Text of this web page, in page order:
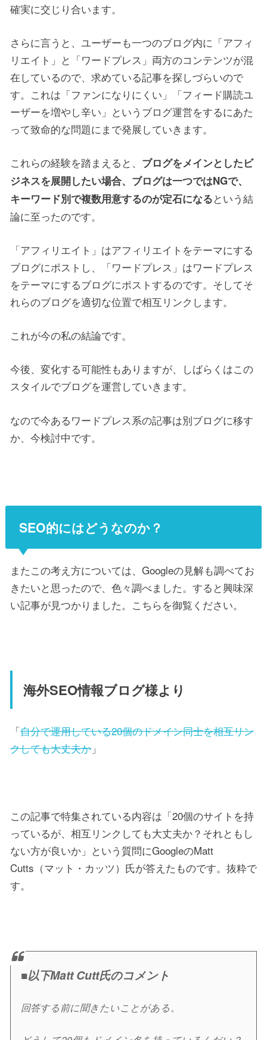
確実に交じり合います。
さらに言うと、ユーザーも一つのブログ内に「アフィ
リエイト」と「ワードプレス」両方のコンテンツが混
在しているので、求めている記事を探しづらいので
す。これは「ファンになりにくい」「フィード購読ユ
ーザーを増やし辛い」というブログ運営をするにあた
って致命的な問題にまで発展していきます。
これらの経験を踏まえると、 ブログをメインとしたビ
ジネスを展開したい場合、ブログは一つではNGで、
キーワード別で複数用意するのが定石になるという結
論に至ったのです。
「アフィリエイト」はアフィリエイトをテーマにする
ブログにポストし、「ワードプレス」はワードプレス
をテーマにするブログにポストするのです。そしてそ
れらのブログを適切な位置で相互リンクします。
これが今の私の結論です。
今後、変化する可能性もありますが、しばらくはこの
スタイルでブログを運営していきます。
なので今あるワードプレス系の記事は別ブログに移す
か、今検討中です。
SEO的にはどうなのか？
またこの考え方については、Googleの見解も調べてお
きたいと思ったので、色々調べました。すると興味深
い記事が見つかりました。こちらを御覧ください。
海外SEO情報ブログ様より
「自分で運用している20個のドメイン同士を相互リン
クしても大丈夫か 」
この記事で特集されている内容は「20個のサイトを持
っているが、相互リンクしても大丈夫か？それともし
ない方が良いか」という質問にGoogleのMatt
Cutts（マット・カッツ）氏が答えたものです。抜粋で
す。
■以下Matt Cutt氏のコメント
回答する前に聞きたいことがある。